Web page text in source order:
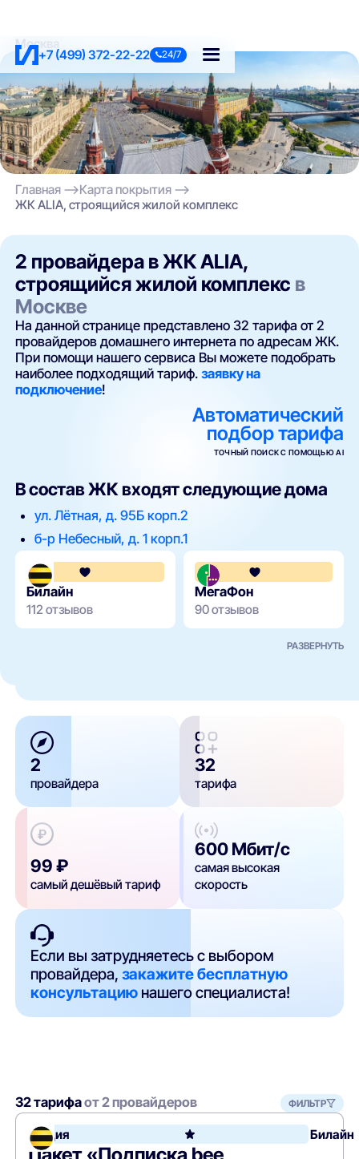
+7 (499) 372-22-22 24/7
Москва
Главная
Карта покрытия
ЖК ALIA, строящийся жилой комплекс
2 провайдера в ЖК ALIA,
строящийся жилой комплекс в
Москве
На данной странице представлено 32 тарифа от 2
провайдеров домашнего интернета по адресам ЖК.
При помощи нашего сервиса Вы можете подобрать
наиболее подходящий тариф.заявку на
подключение!
Автоматический
подбор тарифа
ТОЧНЫЙ ПОИСК С ПОМОЩЬЮ AI
В состав ЖК входят следующие дома
ул. Лётная, д. 95Б корп.2
б-р Небесный, д. 1 корп.1
3.6
Билайн
112 отзывов
МегаФон
90 отзывов
РАЗВЕРНУТЬ
2
провайдера
32
тарифа
99 ₽
самый дешёвый тариф
600 Мбит/с
самая высокая
скорость
Если вы затрудняетесь с выбором
провайдера,закажите бесплатную
консультацию нашего специалиста!
32 тарифаот 2 провайдеров ФИЛЬТР
Акция Билайн